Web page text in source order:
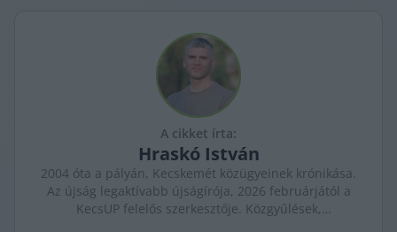
A cikket írta:
Hraskó István
2004 óta a pályán, Kecskemét közügyeinek krónikása.
Az újság legaktívabb újságírója, 2026 februárjától a
KecsUP felelős szerkesztője. Közgyűlések,